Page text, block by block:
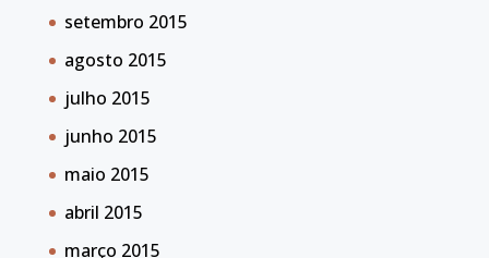
setembro 2015
agosto 2015
julho 2015
junho 2015
maio 2015
abril 2015
março 2015